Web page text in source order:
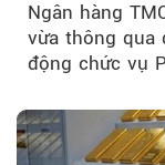
Ngân hàng
vừa thông qua
động chức vụ